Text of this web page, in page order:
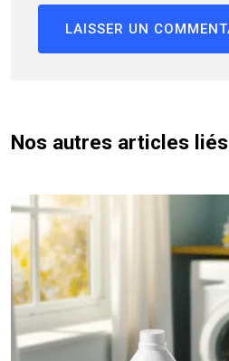
Nos autres articles liés